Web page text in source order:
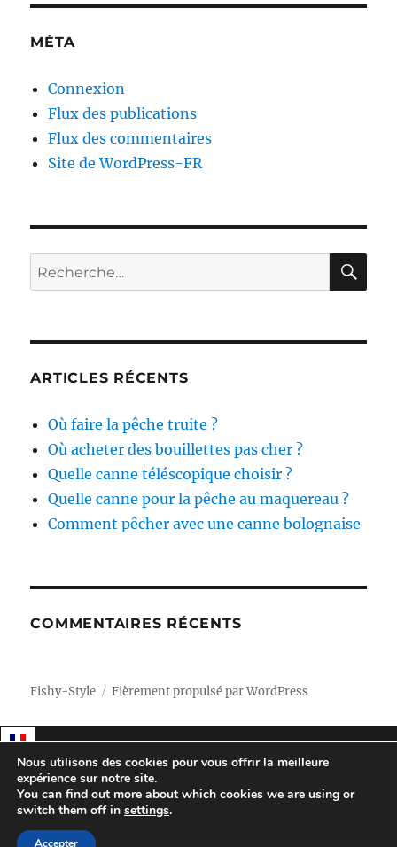
MÉTA
Connexion
Flux des publications
Flux des commentaires
Site de WordPress-FR
Recherche
pour :
ARTICLES RÉCENTS
Où faire la pêche truite ?
Où acheter des bouillettes pas cher ?
Quelle canne téléscopique choisir ?
Quelle canne pour la pêche au maquereau ?
Comment pêcher avec une canne bolognaise
COMMENTAIRES RÉCENTS
Fishy-Style Fièrement propulsé par WordPress
Nous utilisons des cookies pour vous offrir la meilleure
expérience sur notre site.
You can find out more about which cookies we are using or
switch them off in settings.
Accepter